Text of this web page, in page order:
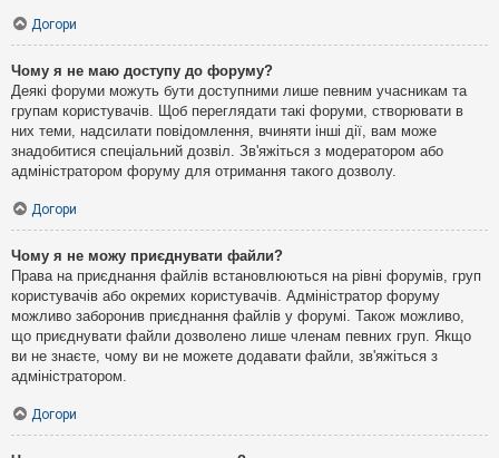
Догори
Чому я не маю доступу до форуму?
Деякі форуми можуть бути доступними лише певним учасникам та
групам користувачів. Щоб переглядати такі форуми, створювати в
них теми, надсилати повідомлення, вчиняти інші дії, вам може
знадобитися спеціальний дозвіл. Зв'яжіться з модератором або
адміністратором форуму для отримання такого дозволу.
Догори
Чому я не можу приєднувати файли?
Права на приєднання файлів встановлюються на рівні форумів, груп
користувачів або окремих користувачів. Адміністратор форуму
можливо заборонив приєднання файлів у форумі. Також можливо,
що приєднувати файли дозволено лише членам певних груп. Якщо
ви не знаєте, чому ви не можете додавати файли, зв'яжіться з
адміністратором.
Догори